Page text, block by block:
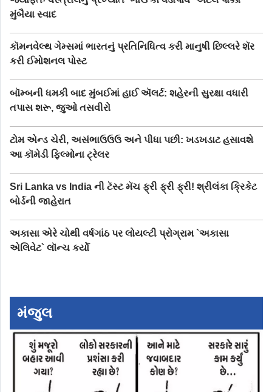
મુંબૈયા સ્વાદ
કૉમનવેલ્થ ગેમ્સમાં ભારતનું પ્રતિનિધિત્વ કરી માનુષી છિલ્લરે શૅર
કરી ઈમોશનલ પોસ્ટ
બૉમ્બની ધમકી બાદ મુંબઈમાં હાઈ ઍલર્ટ: શહેરની સુરક્ષા વધારી
તપાસ શરૂ, જુઓ તસવીરો
ટોમ એન્ડ ચેરી, અસંભાઉઉઉ અને પીધા પછી: ખડખડાટ હસાવશે
આ કૉમેડી ફિલ્મોના ટ્રેલર
Sri Lanka vs India ની ટૅસ્ટ મૅચ ફ્રી ફ્રી ફ્રી! શ્રીલંકા ક્રિકેટ
બોર્ડની જાહેરાત
અકાસા એરે ચોથી વર્ષગાંઠ પર લોયલ્ટી પ્રોગ્રામ `અકાસા
એલિવેટ` લૉન્ચ કર્યો
મંજુલ